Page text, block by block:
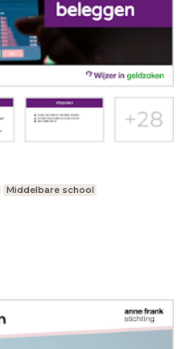
Middelbare school